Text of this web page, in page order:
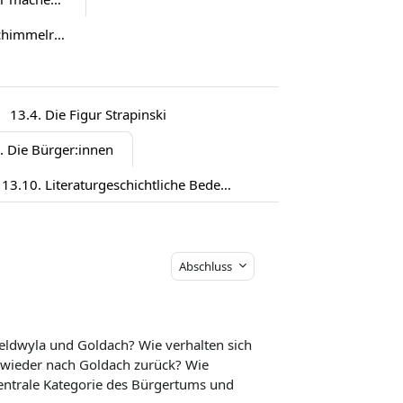
15. Theodor Storm: „Der Schimmelreiter“ (1888)
13.4. Die Figur Strapinski
Die Bürger:innen
13.10. Literaturgeschichtliche Bedeutung des Traummotivs
Abschluss
und Goldach? Wie verhalten sich
nach Goldach zurück? Wie
Kategorie des Bürgertums und